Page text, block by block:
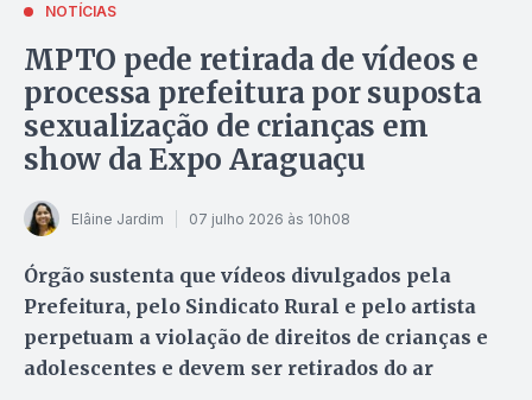
NOTÍCIAS
MPTO pede retirada de vídeos e
processa prefeitura por suposta
sexualização de crianças em
show da Expo Araguaçu
Elâine Jardim 07 julho 2026 às 10h08
Órgão sustenta que vídeos divulgados pela
Prefeitura, pelo Sindicato Rural e pelo artista
perpetuam a violação de direitos de crianças e
adolescentes e devem ser retirados do ar